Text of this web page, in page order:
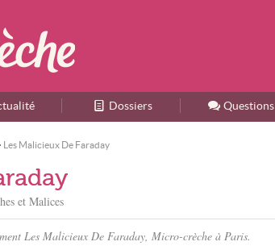
Accueil
Dossiers Questions
Les Malicieux De Faraday
et Malices
Les Malicieux De Faraday, Micro-crèche à Paris.